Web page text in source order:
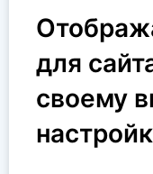
для
своему